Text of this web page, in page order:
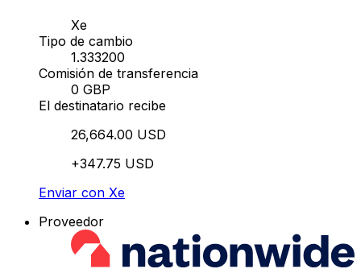
Xe
Tipo de cambio
1.333200
Comisión de transferencia
0 GBP
El destinatario recibe
26,664.00 USD
+347.75 USD
Enviar con Xe
Proveedor